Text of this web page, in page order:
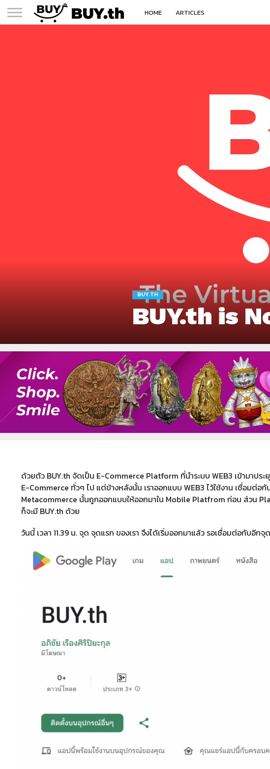
HOME ARTICLES
BUY.TH
BUY.th is
ด้วยตัว BUY.th จัดเป็น E-Commerce Platform ที่นำระบบ WEB3 เข้ามาปร
E-Commerce ทั่วๆ ไป แต่ข้างหลังนั้น เราออกแบบ WEB3 ไว้ใช้งาน เชื่อมต่
Metacommerce นั้นถูกออกแบบให้ออกมาใน Mobile Platfrom ก่อน ส่วน
ก็จะมี BUY.th ด้วย
วันนี้ เวลา 11.39 น. จุด จุดแรก ของเรา จึงได้เริ่มออกมาแล้ว รอเชื่อมต่อกับอีก